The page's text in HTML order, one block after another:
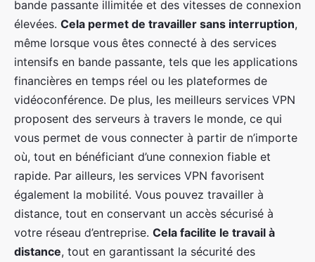
bande passante illimitée et des vitesses de connexion
élevées. Cela permet de travailler sans interruption,
même lorsque vous êtes connecté à des services
intensifs en bande passante, tels que les applications
financières en temps réel ou les plateformes de
vidéoconférence. De plus, les meilleurs services VPN
proposent des serveurs à travers le monde, ce qui
vous permet de vous connecter à partir de n’importe
où, tout en bénéficiant d’une connexion fiable et
rapide. Par ailleurs, les services VPN favorisent
également la mobilité. Vous pouvez travailler à
distance, tout en conservant un accès sécurisé à
votre réseau d’entreprise. Cela facilite le travail à
distance, tout en garantissant la sécurité des